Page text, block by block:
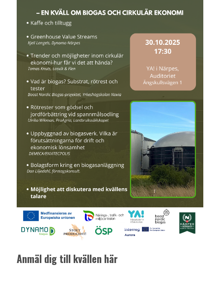
Anmäl dig till kvällen här